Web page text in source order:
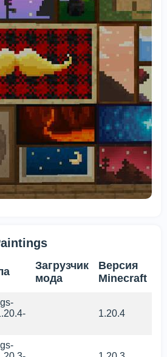
Загрузчик
мода
Версия
Minecraft
1.20.4